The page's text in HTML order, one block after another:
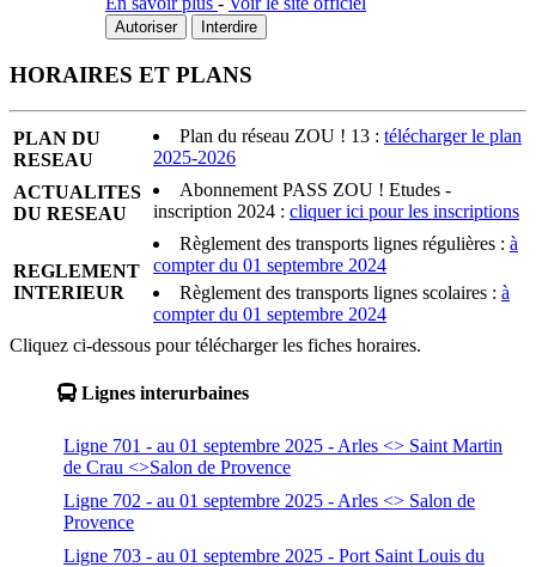
Autoriser Interdire
HORAIRES ET PLANS
PLAN DU
RESEAU
Plan du réseau ZOU ! 13 : télécharger le plan
2025-2026
ACTUALITES
DU RESEAU
Abonnement PASS ZOU ! Etudes -
inscription 2024 : cliquer ici pour les inscriptions
REGLEMENT
INTERIEUR
Règlement des transports lignes régulières : à
compter du 01 septembre 2024
Règlement des transports lignes scolaires : à
compter du 01 septembre 2024
Cliquez ci-dessous pour télécharger les fiches horaires.
Lignes interurbaines
Ligne 701 - au 01 septembre 2025 - Arles <> Saint Martin
de Crau <>Salon de Provence
Ligne 702 - au 01 septembre 2025 - Arles <> Salon de
Provence
Ligne 703 - au 01 septembre 2025 - Port Saint Louis du